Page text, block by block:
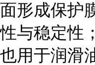
面形成保护
性与稳定性；
也用于润滑